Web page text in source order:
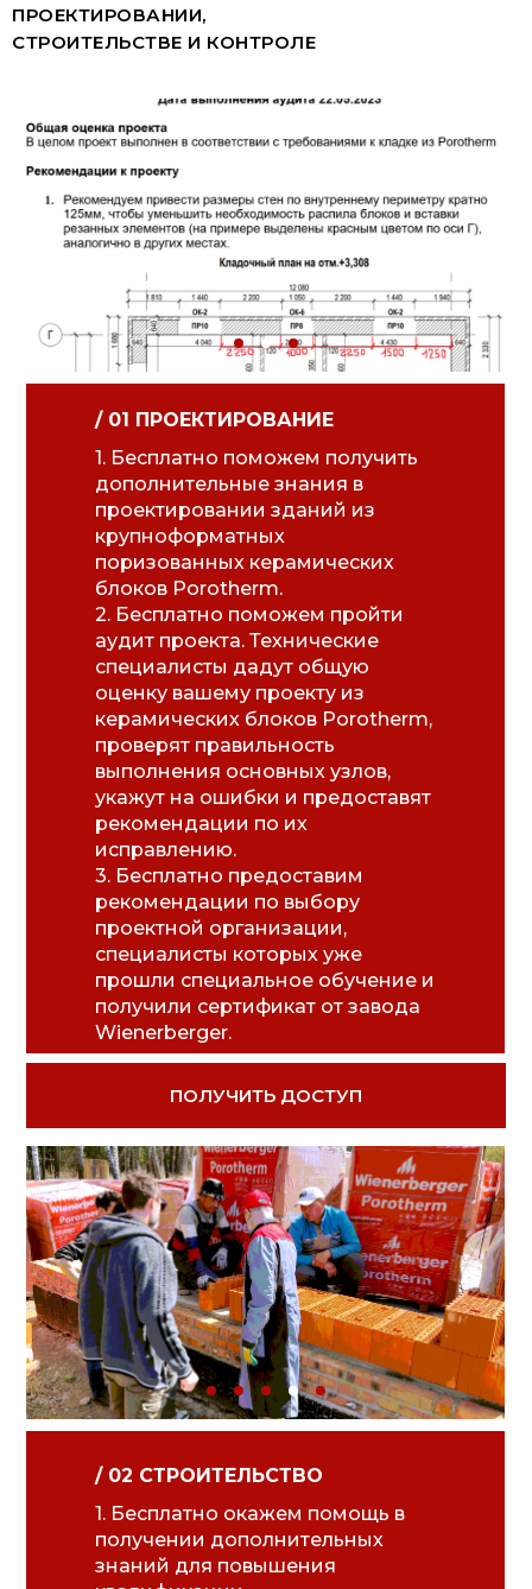
ПРОЕКТИРОВАНИИ,
СТРОИТЕЛЬСТВЕ И КОНТРОЛЕ
/ 01 ПРОЕКТИРОВАНИЕ
1. Бесплатно поможем получить
дополнительные знания в
проектировании зданий из
крупноформатных
поризованных керамических
блоков Porotherm.
2. Бесплатно поможем пройти
аудит проекта. Технические
специалисты дадут общую
оценку вашему проекту из
керамических блоков Porotherm,
проверят правильность
выполнения основных узлов,
укажут на ошибки и предоставят
рекомендации по их
исправлению.
3. Бесплатно предоставим
рекомендации по выбору
проектной организации,
специалисты которых уже
прошли специальное обучение и
получили сертификат от завода
Wienerberger.
/ 02 СТРОИТЕЛЬСТВО
1. Бесплатно окажем помощь в
получении дополнительных
знаний для повышения
ПОЛУЧИТЬ ДОСТУП